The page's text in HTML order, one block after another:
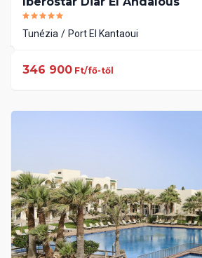
Tunézia Port El Kantaoui
346 900 Ft/fő-től